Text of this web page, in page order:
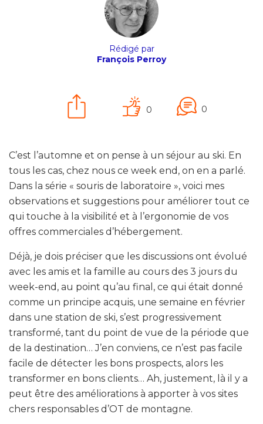
Rédigé par
François Perroy
0 0
C’est l’automne et on pense à un séjour au ski. En
tous les cas, chez nous ce week end, on en a parlé.
Dans la série « souris de laboratoire », voici mes
observations et suggestions pour améliorer tout ce
qui touche à la visibilité et à l’ergonomie de vos
offres commerciales d’hébergement.
Déjà, je dois préciser que les discussions ont évolué
avec les amis et la famille au cours des 3 jours du
week-end, au point qu’au final, ce qui était donné
comme un principe acquis, une semaine en février
dans une station de ski, s’est progressivement
transformé, tant du point de vue de la période que
de la destination… J’en conviens, ce n’est pas facile
facile de détecter les bons prospects, alors les
transformer en bons clients… Ah, justement, là il y a
peut être des améliorations à apporter à vos sites
chers responsables d’OT de montagne.